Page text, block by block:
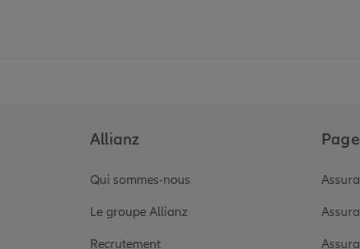
Allianz
Qui sommes-nous
Le groupe Allianz
Recrutement